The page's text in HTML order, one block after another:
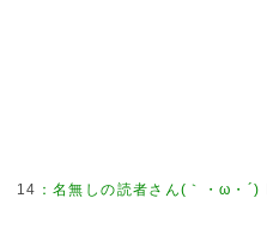
14 ：名無しの読者さん(｀・ω・´)